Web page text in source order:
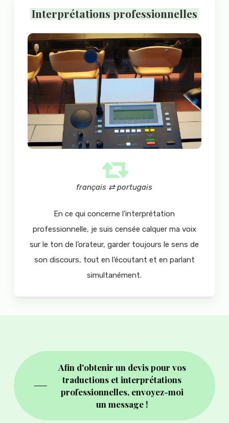
Interprétations professionnelles
français ⇄ portugais
En ce qui concerne l’interprétation
professionnelle, je suis censée calquer ma voix
sur le ton de l’orateur, garder toujours le sens de
son discours, tout en l’écoutant et en parlant
simultanément.
Afin d'obtenir un devis pour vos
traductions et interprétations
professionnelles, envoyez-moi
un message !